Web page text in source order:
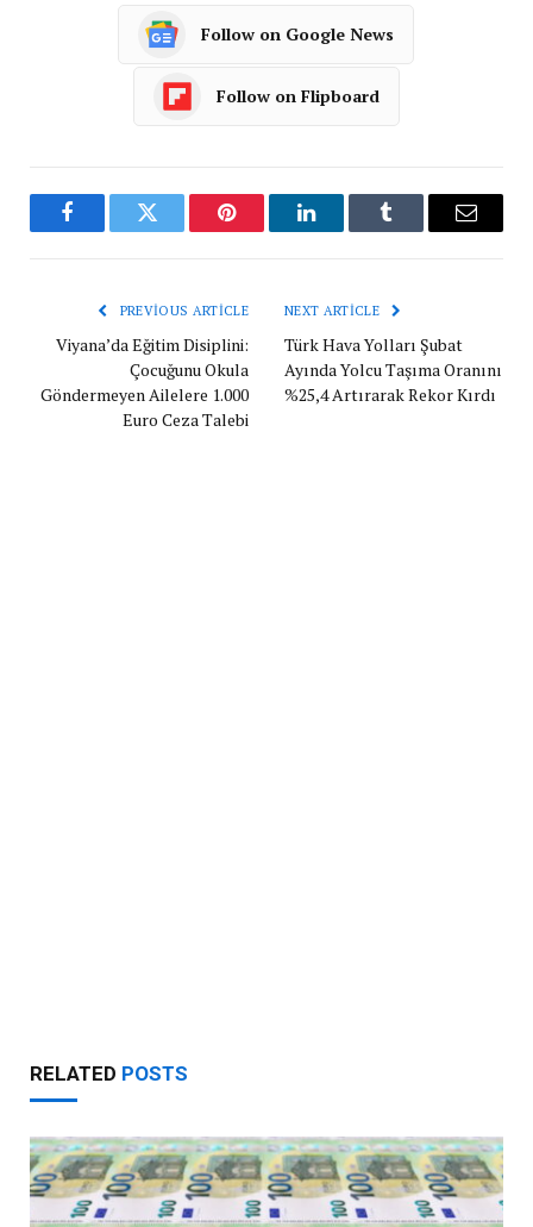
Follow on Google News
Follow on Flipboard
FacebookTwitter Pinterest LinkedInTumblr Email
PREVIOUS ARTICLE
Viyana’da Eğitim Disiplini:
Çocuğunu Okula
Göndermeyen Ailelere 1.000
Euro Ceza Talebi
NEXT ARTICLE
Türk Hava Yolları Şubat
Ayında Yolcu Taşıma Oranını
%25,4 Artırarak Rekor Kırdı
RELATED POSTS